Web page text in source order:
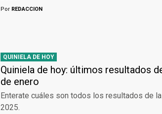
Por REDACCION
QUINIELA DE HOY
Quiniela de hoy: últimos resultados
de enero
Enterate cuáles son todos los resultados de
2025.